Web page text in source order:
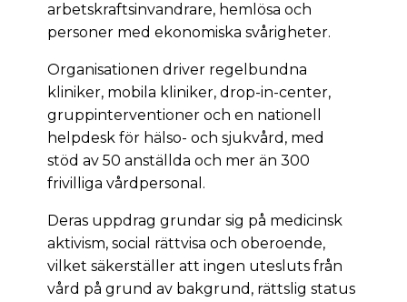
arbetskraftsinvandrare, hemlösa och
personer med ekonomiska svårigheter.
Organisationen driver regelbundna
kliniker, mobila kliniker, drop-in-center,
gruppinterventioner och en nationell
helpdesk för hälso- och sjukvård, med
stöd av 50 anställda och mer än 300
frivilliga vårdpersonal.
Deras uppdrag grundar sig på medicinsk
aktivism, social rättvisa och oberoende,
vilket säkerställer att ingen utesluts från
vård på grund av bakgrund, rättslig status